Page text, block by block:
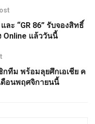
ละ “GR 86” รับจองสิทธิ์
Online แล้ววันนี้
ทีม พร้อมลุยศึกเอเชีย ค
ดือนพฤศจิกายนนี้